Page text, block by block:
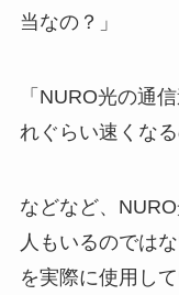
当なの？」
「NURO光の通
れぐらい速くなる
などなど、
人もいるのでは
を実際に使用し